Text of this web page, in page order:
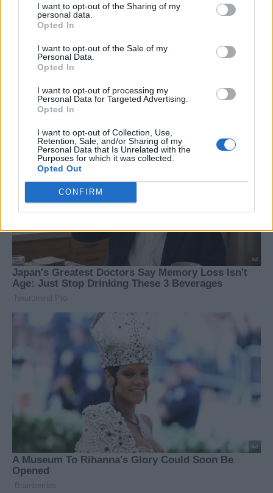
I want to opt-out of the Sharing of my
personal data.
Opted In
I want to opt-out of the Sale of my
Personal Data.
Opted In
I want to opt-out of processing my
Personal Data for Targeted Advertising.
Opted In
I want to opt-out of Collection, Use,
Retention, Sale, and/or Sharing of my
Personal Data that Is Unrelated with the
Purposes for which it was collected.
Opted Out
CONFIRM
Γενικά αίθριος ο καιρός με
άνοδος της θερμοκρασίας
τοπικές νεφώσεις και μικρή